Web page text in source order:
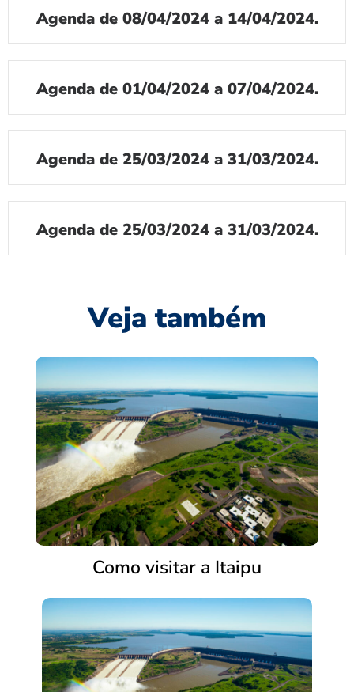
Agenda de 08/04/2024 a 14/04/2024.
Agenda de 01/04/2024 a 07/04/2024.
Agenda de 25/03/2024 a 31/03/2024.
Agenda de 25/03/2024 a 31/03/2024.
Veja também
Como visitar a Itaipu